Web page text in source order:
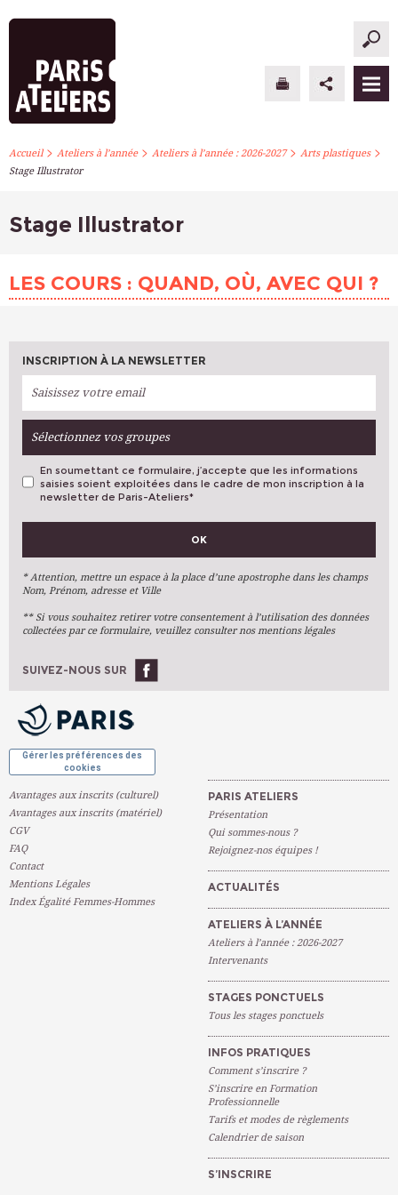
PARIS ATELIERS
ATELIERS À L’ANNÉE
STAGES PONCTUELS
S’INSCRIRE
Accueil> Ateliers à l’année> Ateliers à l’année : 2026-2027> Arts plastiques>
Stage Illustrator
Stage Illustrator
LES COURS : QUAND, OÙ, AVEC QUI ?
INSCRIPTION À LA NEWSLETTER
Sélectionnez vos groupes
VOS PRÉFÉRENCES
Arts Plastiques
Arts Du Texte
Arts Numériques
Ateliers À L'année
En soumettant ce formulaire, j’accepte que les informations
saisies soient exploitées dans le cadre de mon inscription à la
newsletter de Paris-Ateliers*
OK
* Attention, mettre un espace à la place d’une apostrophe dans les champs
Nom, Prénom, adresse et Ville
** Si vous souhaitez retirer votre consentement à l’utilisation des données
collectées par ce formulaire, veuillez consulter nos mentions légales
SUIVEZ-NOUS SUR
Gérer les préférences des
cookies
Avantages aux inscrits (culturel)
Avantages aux inscrits (matériel)
CGV
FAQ
Contact
Mentions Légales
Index Égalité Femmes-Hommes
PARIS ATELIERS
Présentation
Qui sommes-nous ?
Rejoignez-nos équipes !
ACTUALITÉS
ATELIERS À L’ANNÉE
Ateliers à l’année : 2026-2027
Intervenants
STAGES PONCTUELS
Tous les stages ponctuels
INFOS PRATIQUES
Comment s’inscrire ?
S’inscrire en Formation
Professionnelle
Tarifs et modes de règlements
Calendrier de saison
S’INSCRIRE